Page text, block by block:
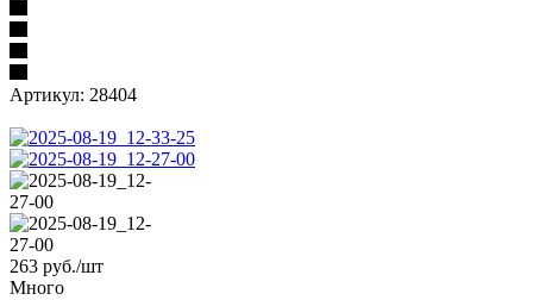
Артикул: 28404
263 руб./шт
Много